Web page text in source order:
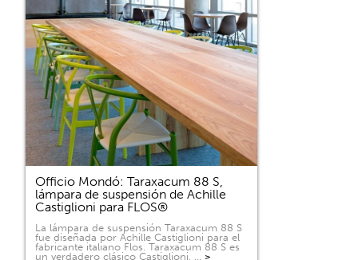
Officio Mondó: Taraxacum 88 S,
lámpara de suspensión de Achille
Castiglioni para FLOS®
La lámpara de suspensión Taraxacum 88 S
fue diseñada por Achille Castiglioni para el
fabricante italiano Flos. Taraxacum 88 S es
un verdadero clásico Castiglioni, … >